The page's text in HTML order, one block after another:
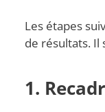
Les étapes
de résultats. Il
1.